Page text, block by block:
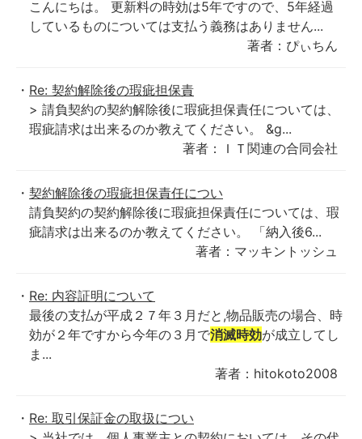
こんにちは。 更新料の時効は5年ですので、5年経過
しているものについては支払う義務はありません...
著者：ぴぃちん
Re: 契約解除後の瑕疵担保責
> 請負契約の契約解除後に瑕疵担保責任については、
瑕疵請求は出来るのか教えてください。 &g...
著者：ＩＴ関連の合同会社
契約解除後の瑕疵担保責任につい
請負契約の契約解除後に瑕疵担保責任については、瑕
疵請求は出来るのか教えてください。 「納入後6...
著者：マッキントッシュ
Re: 内容証明について
最後の支払が平成２７年３月だと,物品販売の場合、時
効が２年ですから今年の３月で消滅時効が成立してし
ま...
著者：hitokoto2008
Re: 取引保証金の取扱につい